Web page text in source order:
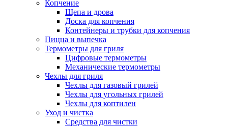
Копчение
Щепа и дрова
Доска для копчения
Контейнеры и трубки для копчения
Пицца и выпечка
Термометры для гриля
Цифровые термометры
Механические термометры
Чехлы для гриля
Чехлы для газовый грилей
Чехлы для угольных грилей
Чехлы для коптилен
Уход и чистка
Средства для чистки